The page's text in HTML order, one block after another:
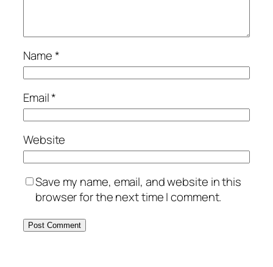
Name*
Email*
Website
Save my name, email, and website in this
browser for the next time I comment.